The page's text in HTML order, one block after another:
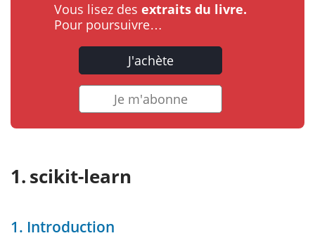
Vous lisez des extraits du livre.
Pour poursuivre…
J'achète
Je m'abonne
scikit-learn
1. Introduction